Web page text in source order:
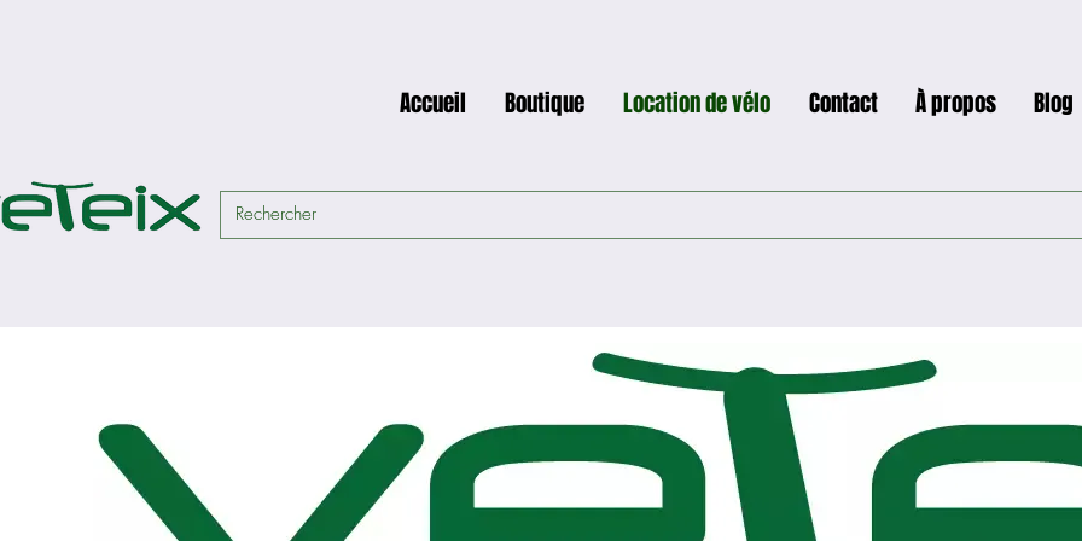
Accueil Boutique Location de vélo Contact À propos Blog